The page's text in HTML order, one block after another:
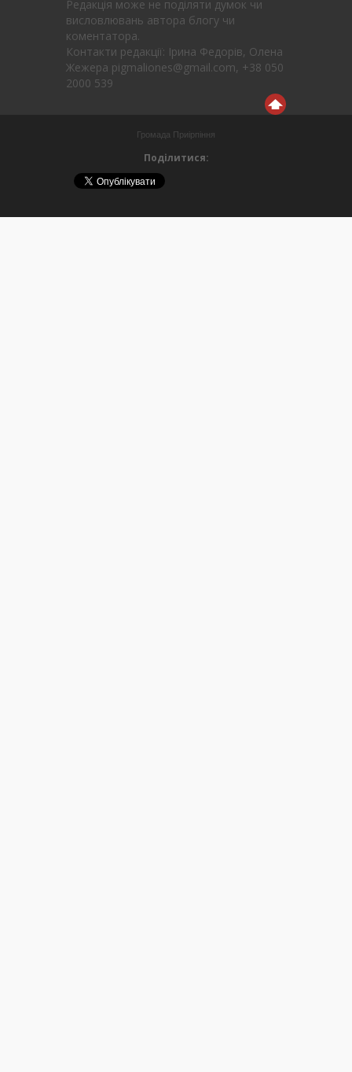
Редакція може не поділяти думок чи
висловлювань автора блогу чи
коментатора.
Контакти редакції: Ірина Федорів, Олена
Жежера pigmaliones@gmail.com, +38 050
2000 539
Громада Приірпіння
Поділитися: